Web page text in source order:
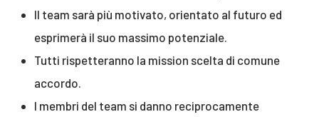
Il team sarà più motivato, orientato al futuro ed
esprimerà il suo massimo potenziale.
Tutti rispetteranno la mission scelta di comune
accordo.
I membri del team si danno reciprocamente